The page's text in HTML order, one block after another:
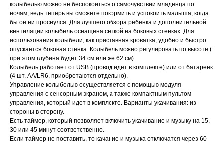
колыбелью можно не беспокоиться о самочувствии младенца по
ночам, ведь теперь вы сможете покормить и успокоить малыша, когда
бы он ни проснулся. Для лучшего обзора ребенка и дополнительной
вентиляции колыбель оснащена сеткой на боковых стенках. Для
использования колыбели, как приставная кроватка, удобно и быстро
опускается боковая стенка. Колыбель можно регулировать по высоте (
при этом глубина будет 34 см или же 62 см).
Колыбель работает от USB (провод идет в комплекте) или от батареек
(4 шт. АА/LR6, приобретаются отдельно).
Управление колыбелью осуществляется с помощью модуля
управления с сенсорным экраном, а также компактным пультом
управления, который идет в комплекте. Варианты укачивания: из
стороны в сторону.
Есть таймер, который позволяет включить укачивание и музыку на 15,
30 или 45 минут соответственно.
Если таймер не поставить, то качание и музыка отключатся через 60